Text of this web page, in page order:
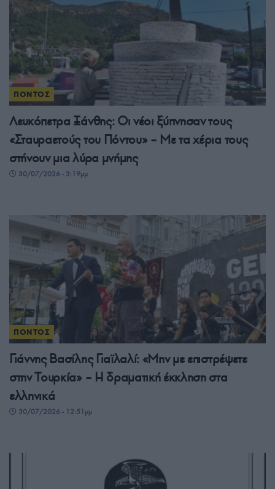
ΠΟΝΤΟΣ
Λευκόπετρα Ξάνθης: Οι νέοι ξύπνησαν τους
«Σταυραετούς του Πόντου» – Με τα χέρια τους
στήνουν μια λύρα μνήμης
30/07/2026 - 3:19μμ
ΠΟΝΤΟΣ
Γιάννης Βασίλης Γιαϊλαλί: «Μην με επιστρέψετε
στην Τουρκία» – Η δραματική έκκληση στα
ελληνικά
30/07/2026 - 12:51μμ